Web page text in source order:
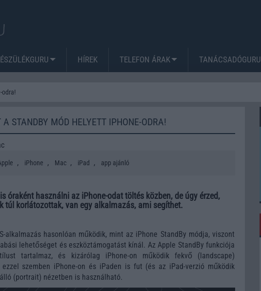
HÍREK TELEFON ÁRAK TANÁCSADÓGURU
odra!
STANDBY MÓD HELYETT IPHONE-ODRA!
, iPhone , Mac , iPad , app ajánló
óraként használni az iPhone-odat töltés közben, de úgy érzed,
túl korlátozottak, van egy alkalmazás, ami segíthet.
alkalmazás hasonlóan működik, mint az iPhone StandBy módja, viszont
lehetőséget és eszköztámogatást kínál. Az Apple StandBy funkciója
tartalmaz, és kizárólag iPhone-on működik fekvő (landscape)
ezzel szemben iPhone-on és iPaden is fut (és az iPad-verzió működik
(portrait) nézetben is használható.